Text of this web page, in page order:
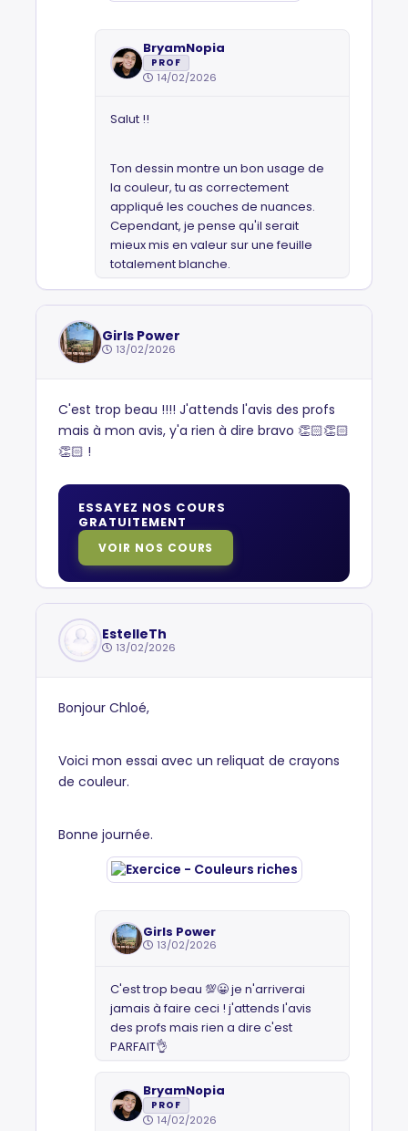
BryamNopia
PROF
14/02/2026
Salut !!
Ton dessin montre un bon usage de
la couleur, tu as correctement
appliqué les couches de nuances.
Cependant, je pense qu'il serait
mieux mis en valeur sur une feuille
totalement blanche.
Girls Power
13/02/2026
C'est trop beau !!!! J'attends l'avis des profs
mais à mon avis, y'a rien à dire bravo 👏🏻👏🏻
👏🏻 !
ESSAYEZ NOS COURS
GRATUITEMENT
VOIR NOS COURS
EstelleTh
13/02/2026
Bonjour Chloé,
Voici mon essai avec un reliquat de crayons
de couleur.
Bonne journée.
Girls Power
13/02/2026
C'est trop beau 💯😀 je n'arriverai
jamais à faire ceci ! j'attends l'avis
des profs mais rien a dire c'est
PARFAIT👌
BryamNopia
PROF
14/02/2026